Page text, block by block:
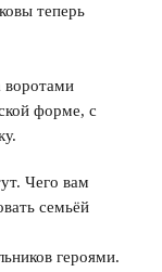
теперь
воротами
форме, с
Чего вам
семьёй
героями.